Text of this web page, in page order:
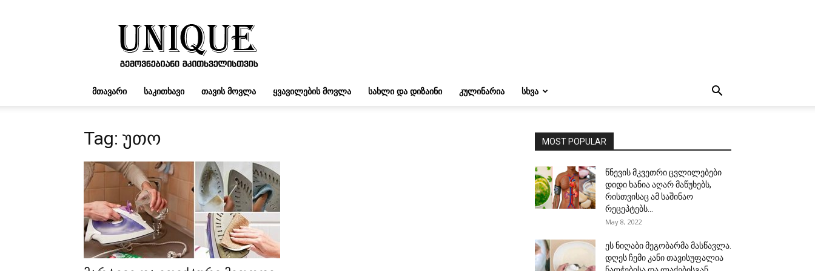
UNIQUE.GE
ᲛᲗᲐᲕᲐᲠᲘ ᲡᲐᲙᲘᲗᲮᲐᲕᲘ ᲗᲐᲕᲘᲡ ᲛᲝᲕᲚᲐ ᲧᲕᲐᲕᲘᲚᲔᲑᲘᲡ ᲛᲝᲕᲚᲐ ᲡᲐᲮᲚᲘ ᲓᲐ ᲓᲘᲖᲐᲘᲜᲘ ᲙᲣᲚᲘᲜᲐᲠᲘᲐ ᲡᲮᲕᲐ
Tag: უთო MOST POPULAR
წნევის მკვეთრი ცვლილებები
დიდი ხანია აღარ მაწუხებს,
რისთვისაც ამ საშინაო
რეცეპტებს...
May 8, 2022
ეს ნიღაბი მეგობარმა მასწავლა.
დღეს ჩემი კანი თავისუფალია